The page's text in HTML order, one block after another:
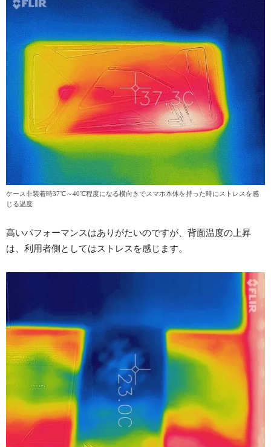
ケース非装着時37℃～40℃程度になる横向きでスマホ本体を持った時にストレスを感
じる温度
高いパフォーマンスはありがたいのですが、背面温度の上昇
は、利用者側としてはストレスを感じます。